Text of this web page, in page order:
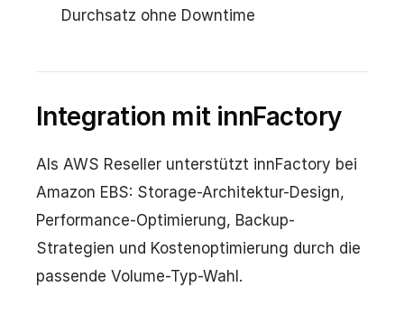
Durchsatz ohne Downtime
Integration mit innFactory
Als AWS Reseller unterstützt innFactory bei
Amazon EBS: Storage-Architektur-Design,
Performance-Optimierung, Backup-
Strategien und Kostenoptimierung durch die
passende Volume-Typ-Wahl.